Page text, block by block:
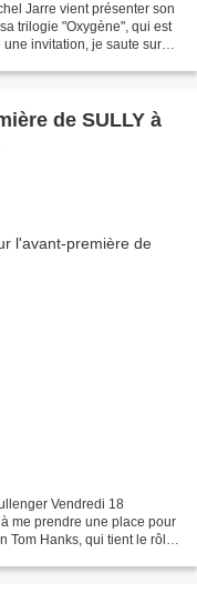
Jarre vient présenter son
trilogie "Oxygène", qui est
invitation, je saute sur
de SULLY à
Vendredi 18
me prendre une place pour
Hanks, qui tient le rôle